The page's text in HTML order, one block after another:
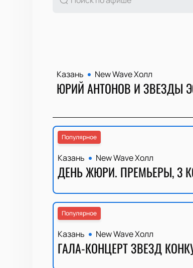
Казань New Wave Холл
ЮРИЙ АНТОНОВ И ЗВЕЗДЫ
Популярное
Казань New Wave Холл
ДЕНЬ ЖЮРИ. ПРЕМЬЕРЫ, 3
Популярное
Казань New Wave Холл
ГАЛА-КОНЦЕРТ ЗВЕЗД